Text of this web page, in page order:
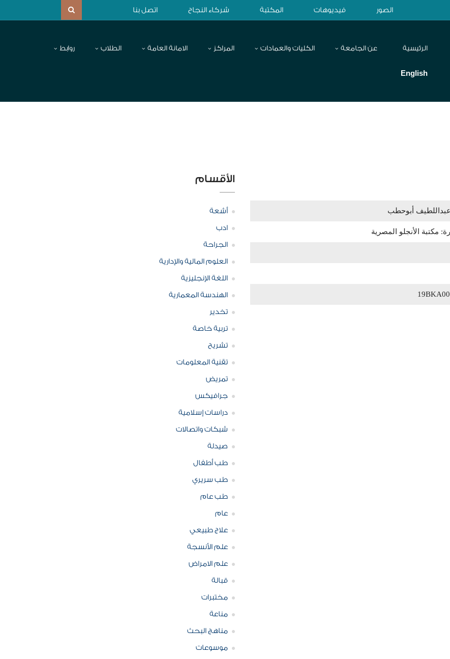
الصور فيديوهات المكتبة شركاء النجاح اتصل بنا
الرئيسية عن الجامعة الكليات والعمادات المراكز الامانة العامة الطلاب روابط
English
عبداللطيف أبوحطب
مكتبة الأنجلو المصرية
الأقسام
أشعة
ادب
الجراحة
العلوم المالية والإدارية
اللغة الإنجليزية
الهندسة المعمارية
تخدير
تربية خاصة
تشريح
تقنية المعلومات
تمريض
جرافيكس
دراسات إسلامية
شبكات واتصالات
صيدلة
طب أطفال
طب سريري
طب عام
عام
علاج طبيعي
علم الأنسجة
علم الامراض
قبالة
مختبرات
مناعة
مناهج البحث
موسوعات